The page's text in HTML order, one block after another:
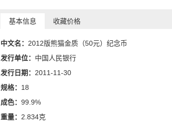
基本信息 收藏价格
中文名： 2012版熊猫金质（50元）纪念币
发行单位： 中国人民银行
发行日期： 2011-11-30
规格： 18
成色： 99.9%
重量： 2.834克